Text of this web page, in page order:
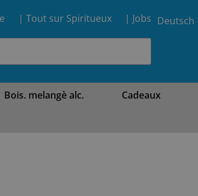
| Tout sur Spiritueux
| Jobs Deutsch
Bois. melangè alc. Cadeaux